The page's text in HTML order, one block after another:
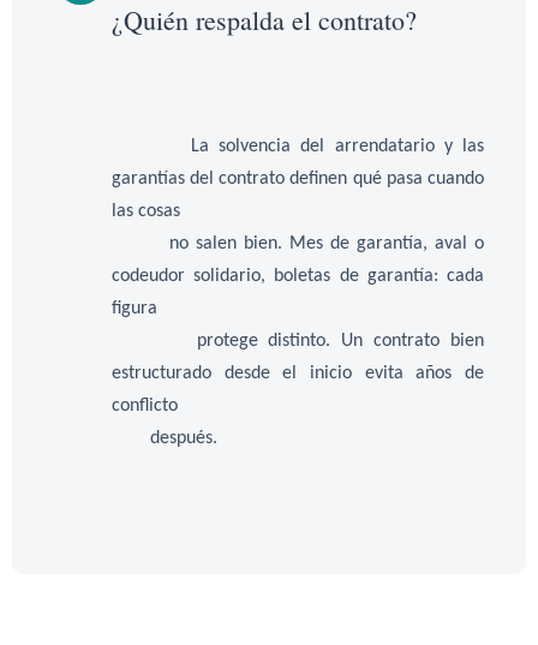
¿Quién respalda el contrato?
La solvencia del arrendatario y las
garantías del contrato definen qué pasa cuando
las cosas
no salen bien. Mes de garantía, aval o
codeudor solidario, boletas de garantía: cada
figura
protege distinto. Un contrato bien
estructurado desde el inicio evita años de
conflicto
después.